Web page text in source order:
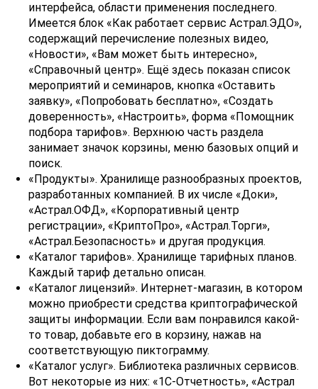
интерфейса, области применения последнего.
Имеется блок «Как работает сервис Астрал.ЭДО»,
содержащий перечисление полезных видео,
«Новости», «Вам может быть интересно»,
«Справочный центр». Ещё здесь показан список
мероприятий и семинаров, кнопка «Оставить
заявку», «Попробовать бесплатно», «Создать
доверенность», «Настроить», форма «Помощник
подбора тарифов». Верхнюю часть раздела
занимает значок корзины, меню базовых опций и
поиск.
«Продукты». Хранилище разнообразных проектов,
разработанных компанией. В их числе «Доки»,
«Астрал.ОФД», «Корпоративный центр
регистрации», «КриптоПро», «Астрал.Торги»,
«Астрал.Безопасность» и другая продукция.
«Каталог тарифов». Хранилище тарифных планов.
Каждый тариф детально описан.
«Каталог лицензий». Интернет-магазин, в котором
можно приобрести средства криптографической
защиты информации. Если вам понравился какой-
то товар, добавьте его в корзину, нажав на
соответствующую пиктограмму.
«Каталог услуг». Библиотека различных сервисов.
Вот некоторые из них: «1С-Отчетность», «Астрал